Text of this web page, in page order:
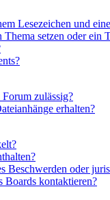
Lesezeichen und
setzen oder ein
zulässig?
erhalten?
Beschwerden oder
Boards kontaktieren?